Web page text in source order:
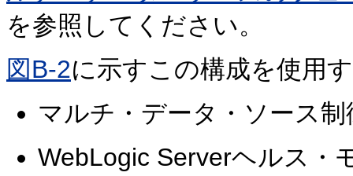
を参照してください。
図B-2に示すこの構成を使用
マルチ・データ・ソース
WebLogic Serverヘルス・